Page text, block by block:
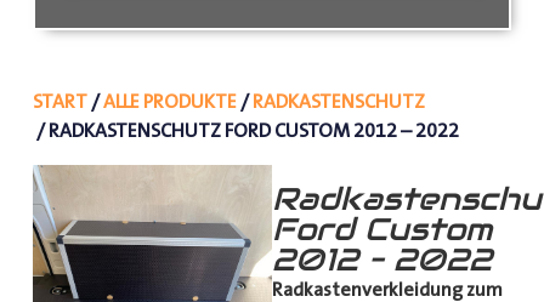
START/ALLE PRODUKTE/RADKASTENSCHUTZ
/ RADKASTENSCHUTZ FORD CUSTOM 2012 – 2022
Ford Custom
2012 – 2022
Radkastenverkleidung zum